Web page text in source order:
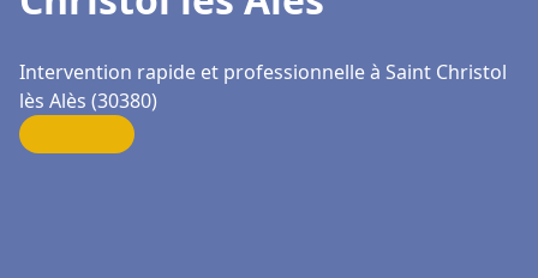
Intervention rapide et professionnelle à Saint Christol
lès Alès (30380)